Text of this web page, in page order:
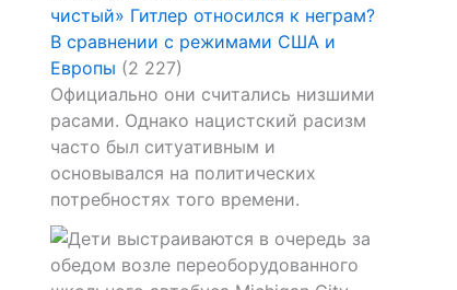
чистый» Гитлер относился к неграм?
В сравнении с режимами США и
Европы (2 227)
Официально они считались низшими
расами. Однако нацистский расизм
часто был ситуативным и
основывался на политических
потребностях того времени.